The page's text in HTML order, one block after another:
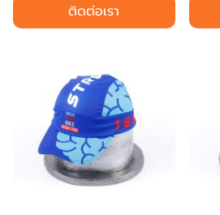
ติดต่อเรา